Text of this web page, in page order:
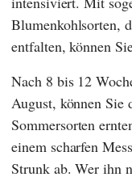
Blumenkohlsorten,
entfalten, können
Nach 8 bis 12
August, können Sie
Sommersorten
einem scharfen
Strunk ab. Wer ihn